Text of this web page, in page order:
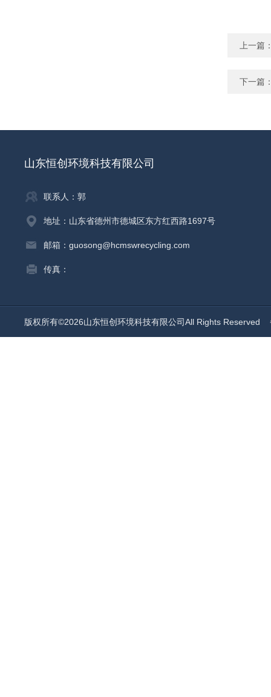
上一篇
下一篇
山东恒创环境科技有限公司
联系人：郭
地址：山东省德州市德城区东方红西路1697号
邮箱：guosong@hcmswrecycling.com
传真：
版权所有©2026山东恒创环境科技有限公司All Rights Reserved